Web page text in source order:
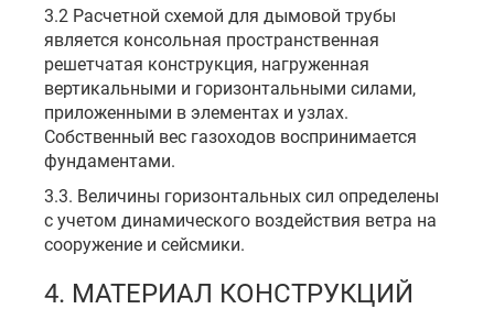
3.2 Расчетной схемой для дымовой трубы
является консольная пространственная
решетчатая конструкция, нагруженная
вертикальными и горизонтальными силами,
приложенными в элементах и узлах.
Собственный вес газоходов воспринимается
фундаментами.
3.3. Величины горизонтальных сил определены
с учетом динамического воздействия ветра на
сооружение и сейсмики.
4. МАТЕРИАЛ КОНСТРУКЦИЙ